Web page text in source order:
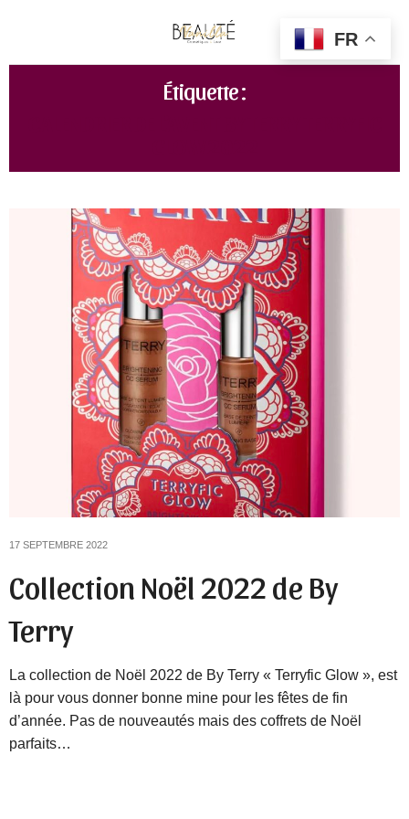
Étiquette :
17 SEPTEMBRE 2022
Collection Noël 2022 de By
Terry
La collection de Noël 2022 de By Terry « Terryfic Glow », est
là pour vous donner bonne mine pour les fêtes de fin
d’année. Pas de nouveautés mais des coffrets de Noël
parfaits…
FR